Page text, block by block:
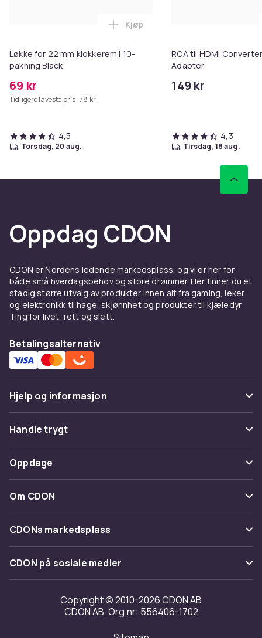
Løkke for 22 mm klokkerem i 10-
pakning Black
69 kr
Tidligere laveste pris: 78 kr
Legg Løkke for 22 mm
Kjøp
4,5
torsdag, 20 aug.
RCA til HDMI
Adapter
149 kr
4,3
tirsdag, 18 aug.
Oppdag CDON
CDON er Nordens ledende markedsplass, og vi er her for
både små hverdagsbehov og store drømmer. Her finner du et
stadig større utvalg av produkter innen alt fra gaming, leker
og elektronikk til hage, skjønnhet og produkter til kjæledyr.
Ting for livet, rett og slett.
Betalingsalternativ
Hjelp og informasjon
Vanlige spørsmål
Spor pakke
Angre & returner her
Kontakt oss
Handle trygt
Betaling
Levering
Tilbakekallinger
Oppdage
Kategorier
Varemerker
Om CDON
Om oss
Kundeanmeldelser
Jobbe på CDON
Investor relations
Tilgjengelighet
CDONs markedsplass
Merchant Help Center
CDON på sosiale medier
Copyright © 2010-2026 CDON AB
CDON AB, Org.nr: 556406-1702